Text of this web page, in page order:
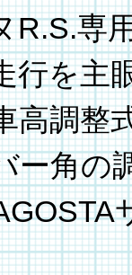
R.S.専
行を主
高調整
ー角の